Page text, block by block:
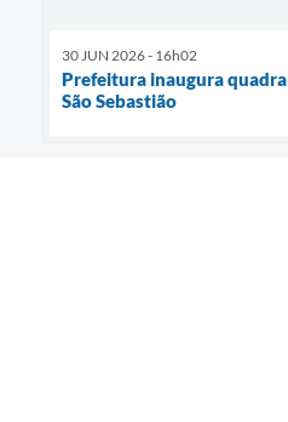
30 JUN 2026 - 16h02
Prefeitura inaugura
São Sebastião